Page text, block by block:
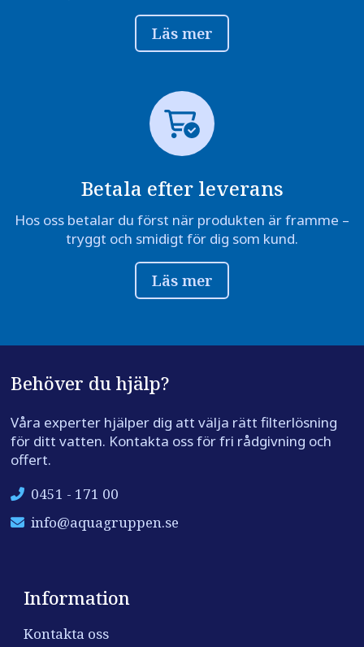
Läs mer
Betala efter leverans
Hos oss betalar du först när produkten är framme –
tryggt och smidigt för dig som kund.
Läs mer
Behöver du hjälp?
Våra experter hjälper dig att välja rätt filterlösning
för ditt vatten. Kontakta oss för fri rådgivning och
offert.
0451 - 171 00
info@aquagruppen.se
Information
Kontakta oss